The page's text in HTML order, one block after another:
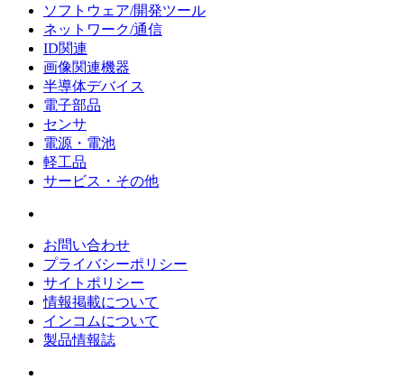
ソフトウェア/開発ツール
ネットワーク/通信
ID関連
画像関連機器
半導体デバイス
電子部品
センサ
電源・電池
軽工品
サービス・その他
お問い合わせ
プライバシーポリシー
サイトポリシー
情報掲載について
インコムについて
製品情報誌